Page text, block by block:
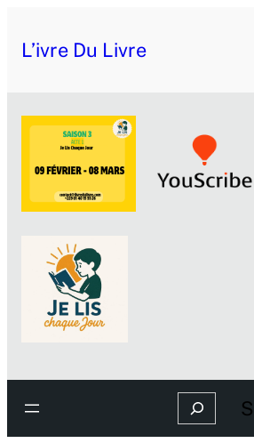
L’ivre Du Livre
Search